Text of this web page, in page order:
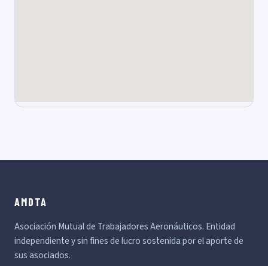
AMDTA
Asociación Mutual de Trabajadores Aeronáuticos. Entidad
independiente y sin fines de lucro sostenida por el aporte de
sus asociados.